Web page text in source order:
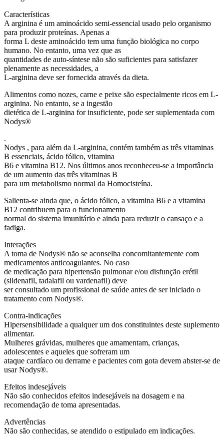
Características
A arginina é um aminoácido semi-essencial usado pelo organismo
para produzir proteínas. Apenas a
forma L deste aminoácido tem uma função biológica no corpo
humano. No entanto, uma vez que as
quantidades de auto-síntese não são suficientes para satisfazer
plenamente as necessidades, a
L-arginina deve ser fornecida através da dieta.
Alimentos como nozes, carne e peixe são especialmente ricos em L-
arginina. No entanto, se a ingestão
dietética de L-arginina for insuficiente, pode ser suplementada com
Nodys®
.
Nodys , para além da L-arginina, contém também as três vitaminas
B essenciais, ácido fólico, vitamina
B6 e vitamina B12. Nos últimos anos reconheceu-se a importância
de um aumento das três vitaminas B
para um metabolismo normal da Homocisteína.
Salienta-se ainda que, o ácido fólico, a vitamina B6 e a vitamina
B12 contribuem para o funcionamento
normal do sistema imunitário e ainda para reduzir o cansaço e a
fadiga.
Interações
A toma de Nodys® não se aconselha concomitantemente com
medicamentos anticoagulantes. No caso
de medicação para hipertensão pulmonar e/ou disfunção erétil
(sildenafil, tadalafil ou vardenafil) deve
ser consultado um profissional de saúde antes de ser iniciado o
tratamento com Nodys®.
Contra-indicações
Hipersensibilidade a qualquer um dos constituintes deste suplemento
alimentar.
Mulheres grávidas, mulheres que amamentam, crianças,
adolescentes e aqueles que sofreram um
ataque cardíaco ou derrame e pacientes com gota devem abster-se de
usar Nodys®.
Efeitos indesejáveis
Não são conhecidos efeitos indesejáveis na dosagem e na
recomendação de toma apresentadas.
Advertências
Não são conhecidas, se atendido o estipulado em indicações.